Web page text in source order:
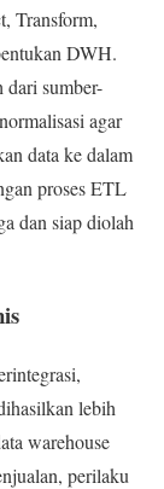
Transform,
DWH.
dari sumber-
agar
data ke dalam
proses ETL
dan siap diolah
lebih
warehouse
perilaku